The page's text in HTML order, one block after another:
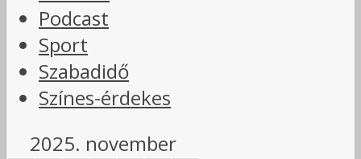
Podcast
Sport
Szabadidő
Színes-érdekes
2025. november